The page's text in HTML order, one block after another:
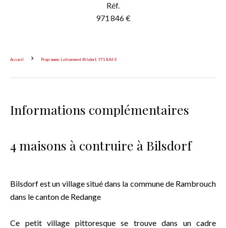
Réf.
971 846 €
Accueil Programme Lotissement Bilsdorf, 971 846 €
Informations complémentaires
4 maisons à contruire à Bilsdorf
Bilsdorf est un village situé dans la commune de Rambrouch
dans le canton de Redange
Ce petit village pittoresque se trouve dans un cadre